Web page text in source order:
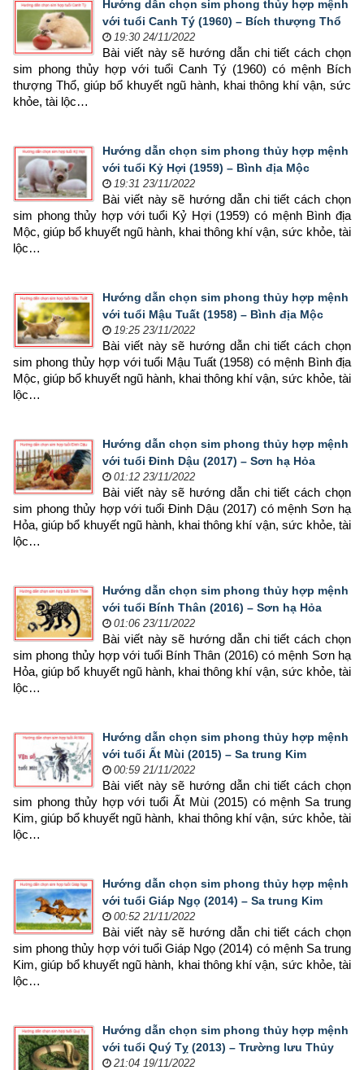
Hướng dẫn chọn sim phong thủy hợp mệnh
với tuổi Canh Tý (1960) – Bích thượng Thổ
19:30 24/11/2022
Bài viết này sẽ hướng dẫn chi tiết cách chọn
sim phong thủy hợp với tuổi Canh Tý (1960) có mệnh Bích
thượng Thổ, giúp bổ khuyết ngũ hành, khai thông khí vận, sức
khỏe, tài lộc…
Hướng dẫn chọn sim phong thủy hợp mệnh
với tuổi Kỷ Hợi (1959) – Bình địa Mộc
19:31 23/11/2022
Bài viết này sẽ hướng dẫn chi tiết cách chọn
sim phong thủy hợp với tuổi Kỷ Hợi (1959) có mệnh Bình địa
Mộc, giúp bổ khuyết ngũ hành, khai thông khí vận, sức khỏe, tài
lộc…
Hướng dẫn chọn sim phong thủy hợp mệnh
với tuổi Mậu Tuất (1958) – Bình địa Mộc
19:25 23/11/2022
Bài viết này sẽ hướng dẫn chi tiết cách chọn
sim phong thủy hợp với tuổi Mậu Tuất (1958) có mệnh Bình địa
Mộc, giúp bổ khuyết ngũ hành, khai thông khí vận, sức khỏe, tài
lộc…
Hướng dẫn chọn sim phong thủy hợp mệnh
với tuổi Đinh Dậu (2017) – Sơn hạ Hỏa
01:12 23/11/2022
Bài viết này sẽ hướng dẫn chi tiết cách chọn
sim phong thủy hợp với tuổi Đinh Dậu (2017) có mệnh Sơn hạ
Hỏa, giúp bổ khuyết ngũ hành, khai thông khí vận, sức khỏe, tài
lộc…
Hướng dẫn chọn sim phong thủy hợp mệnh
với tuổi Bính Thân (2016) – Sơn hạ Hỏa
01:06 23/11/2022
Bài viết này sẽ hướng dẫn chi tiết cách chọn
sim phong thủy hợp với tuổi Bính Thân (2016) có mệnh Sơn hạ
Hỏa, giúp bổ khuyết ngũ hành, khai thông khí vận, sức khỏe, tài
lộc…
Hướng dẫn chọn sim phong thủy hợp mệnh
với tuổi Ất Mùi (2015) – Sa trung Kim
00:59 21/11/2022
Bài viết này sẽ hướng dẫn chi tiết cách chọn
sim phong thủy hợp với tuổi Ất Mùi (2015) có mệnh Sa trung
Kim, giúp bổ khuyết ngũ hành, khai thông khí vận, sức khỏe, tài
lộc…
Hướng dẫn chọn sim phong thủy hợp mệnh
với tuổi Giáp Ngọ (2014) – Sa trung Kim
00:52 21/11/2022
Bài viết này sẽ hướng dẫn chi tiết cách chọn
sim phong thủy hợp với tuổi Giáp Ngọ (2014) có mệnh Sa trung
Kim, giúp bổ khuyết ngũ hành, khai thông khí vận, sức khỏe, tài
lộc…
Hướng dẫn chọn sim phong thủy hợp mệnh
với tuổi Quý Tỵ (2013) – Trường lưu Thủy
21:04 19/11/2022